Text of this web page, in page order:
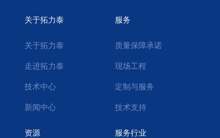
关于拓力泰
关于拓力泰
走进拓力泰
技术中心
新闻中心
服务
质量保障承诺
现场工程
定制与服务
技术支持
资源 服务行业